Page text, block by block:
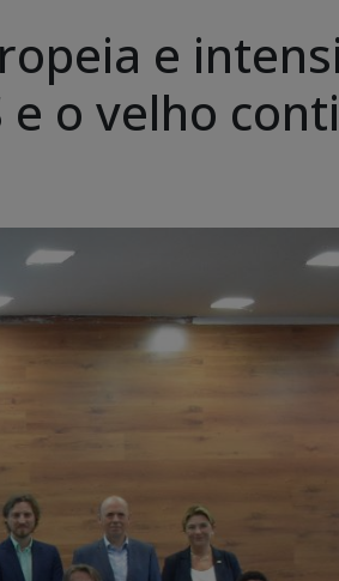
e
o velho